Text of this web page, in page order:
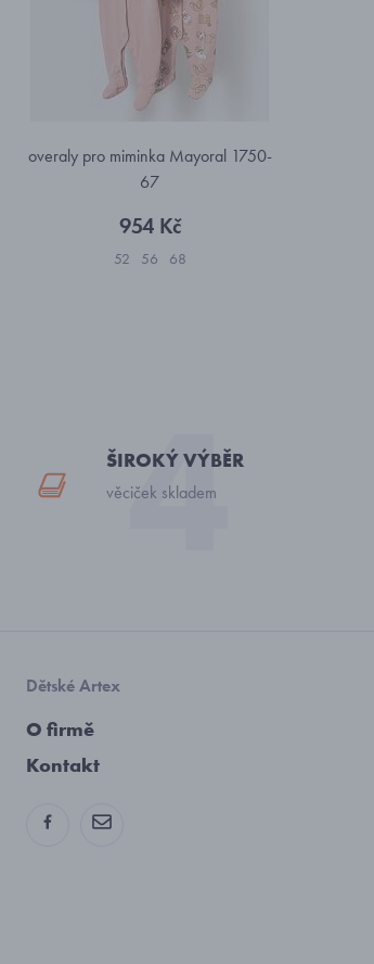
overaly pro miminka Mayoral 1750-
67
954 Kč
52 56 68
ŠIROKÝ VÝBĚR
věciček skladem
Dětské Artex
O firmě
Kontakt